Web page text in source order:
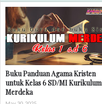
Buku Panduan Agama Kristen
untuk Kelas 6 SD/MI Kurikulum
Merdeka